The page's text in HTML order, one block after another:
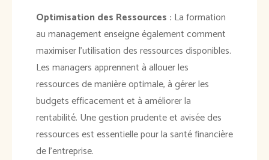
Optimisation des Ressources : La formation
au management enseigne également comment
maximiser l'utilisation des ressources disponibles.
Les managers apprennent à allouer les
ressources de manière optimale, à gérer les
budgets efficacement et à améliorer la
rentabilité. Une gestion prudente et avisée des
ressources est essentielle pour la santé financière
de l'entreprise.